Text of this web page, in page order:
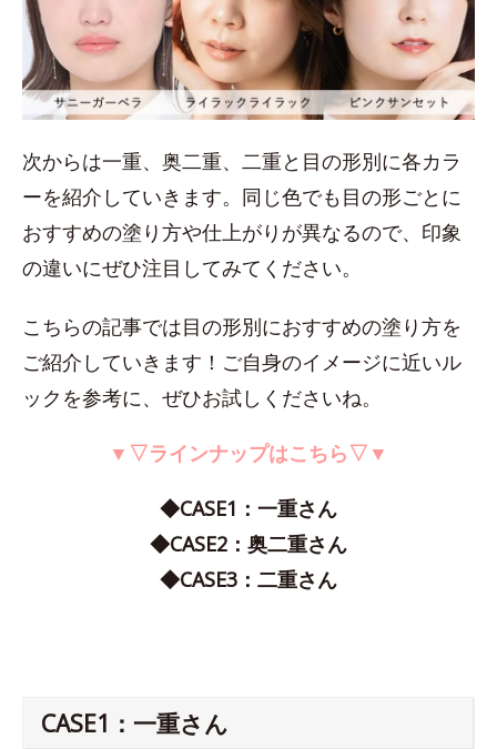
次からは一重、奥二重、二重と目の形別に各カラ
ーを紹介していきます。同じ色でも目の形ごとに
おすすめの塗り方や仕上がりが異なるので、印象
の違いにぜひ注目してみてください。
こちらの記事では目の形別におすすめの塗り方を
ご紹介していきます！ご自身のイメージに近いル
ックを参考に、ぜひお試しくださいね。
▼▽ラインナップはこちら▽▼
◆CASE1：一重さん
◆CASE2：奥二重さん
◆CASE3：二重さん
CASE1：一重さん